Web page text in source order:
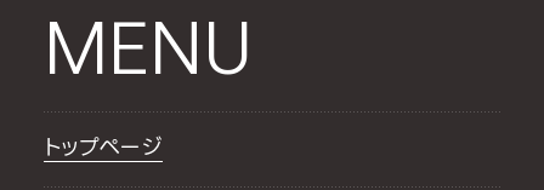
MENU
トップページ